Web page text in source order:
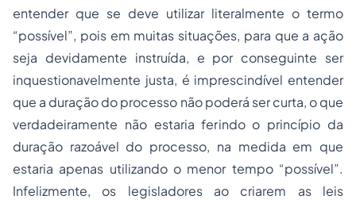
entender que se deve utilizar literalmente o termo
“possível”, pois em muitas situações, para que a ação
seja devidamente instruída, e por conseguinte ser
inquestionavelmente justa, é imprescindível entender
que a duração do processo não poderá ser curta, o que
verdadeiramente não estaria ferindo o princípio da
duração razoável do processo, na medida em que
estaria apenas utilizando o menor tempo “possível”.
Infelizmente, os legisladores ao criarem as leis